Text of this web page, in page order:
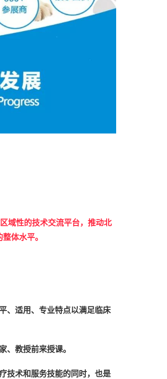
域性的技术交流平台，推动北
体水平。
、适用、专业特点以满足临床
、教授前来授课。
技术和服务技能的同时，也是